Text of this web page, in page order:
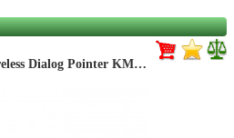
Kit wireless Dialog Pointer KMROP-4020U